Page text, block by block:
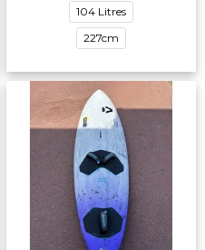
104 Litres
227cm